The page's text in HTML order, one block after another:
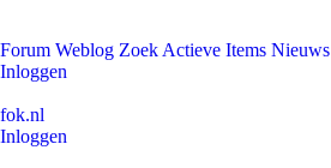
Forum Weblog Zoek Actieve Items Nieuws
Inloggen
fok.nl
Inloggen